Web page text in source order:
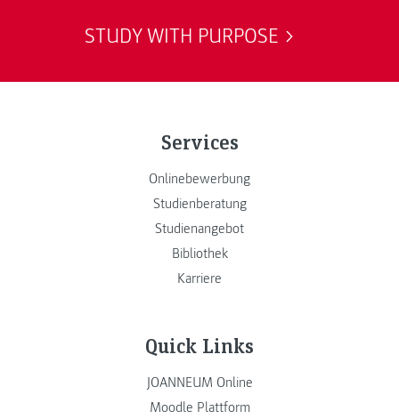
STUDY WITH PURPOSE
Services
Onlinebewerbung
Studienberatung
Studienangebot
Bibliothek
Karriere
Quick Links
JOANNEUM Online
Moodle Plattform